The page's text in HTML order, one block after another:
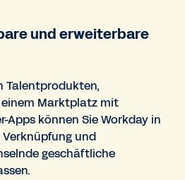
und erweiterbare
Talentprodukten,
Marktplatz mit
Apps können Sie Workday in
und
geschäftliche